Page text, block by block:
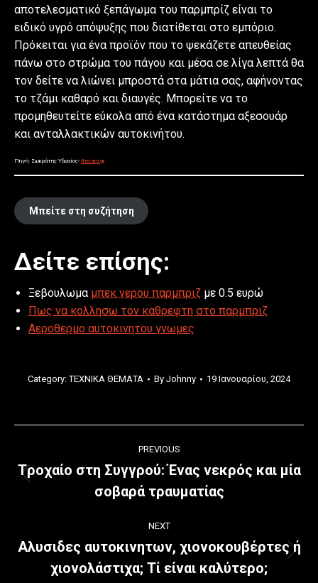
αποτελεσματικό ξεπάγωμα του παρμπρίζ είναι το
ειδικό υγρό απόψυξης που διατίθεται στο εμπόριο.
Πρόκειται για ένα προϊόν που το ψεκάζετε απευθείας
πάνω στο στρώμα του πάγου και μέσα σε λίγα λεπτά θα
τον δείτε να λιώνει μπροστά στα μάτια σας, αφήνοντας
το τζάμι καθαρό και διαυγές. Μπορείτε να το
προμηθευτείτε εύκολα από ένα κατάστημα αξεσουάρ
και ανταλλακτικών αυτοκινήτου.
Πηγή: Σωκράτης Υδραίος- thecars.gr
Μπείτε στη συζήτηση
Δείτε επίσης:
Ξεβουλωμα μπεκ νερου παρμπριζ με 0.5 ευρώ
Πως να κολλησω τον καθρεφτη στο παρμπριζ
Αεροθερμο αυτοκινητου γνωμες
Category:ΤΕΧΝΙΚΑ ΘΕΜΑΤΑ By Johnny 19 Ιανουαρίου, 2024
navigation
PREVIOUS
Previous
post:
Tροχαίο στη Συγγρού: Ένας νεκρός και μία
σοβαρά τραυματίας
NEXT
Next
post:
Αλυσιδες αυτοκινητων, χιονοκουβέρτες ή
χιονολάστιχα; Τί είναι καλύτερο;